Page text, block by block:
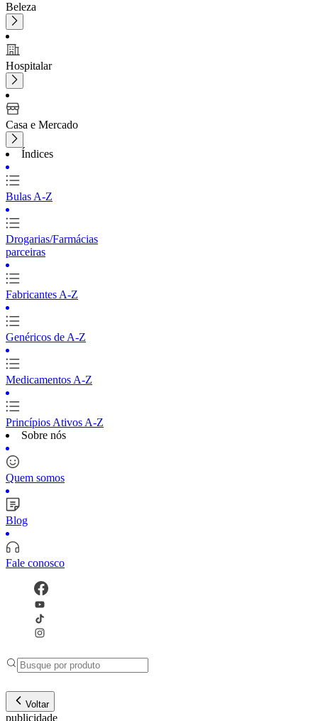
Beleza
Hospitalar
Casa e Mercado
Índices
Bulas A-Z
Drogarias/Farmácias
parceiras
Fabricantes A-Z
Genéricos de A-Z
Medicamentos A-Z
Princípios Ativos A-Z
Sobre nós
Quem somos
Blog
Fale conosco
Voltar
publicidade